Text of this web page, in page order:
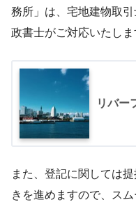
務所」は、宅地建物取
政書士がご対応いたしま
リバー
また、登記に関しては
きを進めますので、ス